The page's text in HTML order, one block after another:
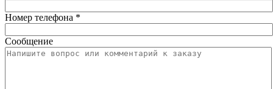
Номер телефона *
Сообщение